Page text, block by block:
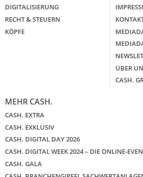
DIGITALISIERUNG
RECHT & STEUERN
KÖPFE
ÜBER
CASH.
MEHR CASH.
CASH. EXTRA
CASH. EXKLUSIV
CASH. DIGITAL DAY 2026
CASH. DIGITAL WEEK 2024 – DIE ONLINE-
CASH. GALA